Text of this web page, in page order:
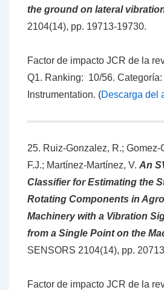
the ground on lateral
2104(14), pp. 19713-19730.
Factor de impacto JCR de la
Q1. Ranking: 10/56. Categoría:
Instrumentation. (Descarga del
25. Ruiz-Gonzalez, R.; Gomez-
F.J.; Martínez-Martínez, V. An
Classifier for Estimating the
Rotating Components in
Machinery with a Vibration
from a Single Point on the
SENSORS 2104(14), pp.
Factor de impacto JCR de la